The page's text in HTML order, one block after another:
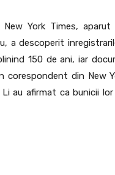
York Times,
a descoperit
150 de ani, iar
corespondent din New
au afirmat ca bunicii